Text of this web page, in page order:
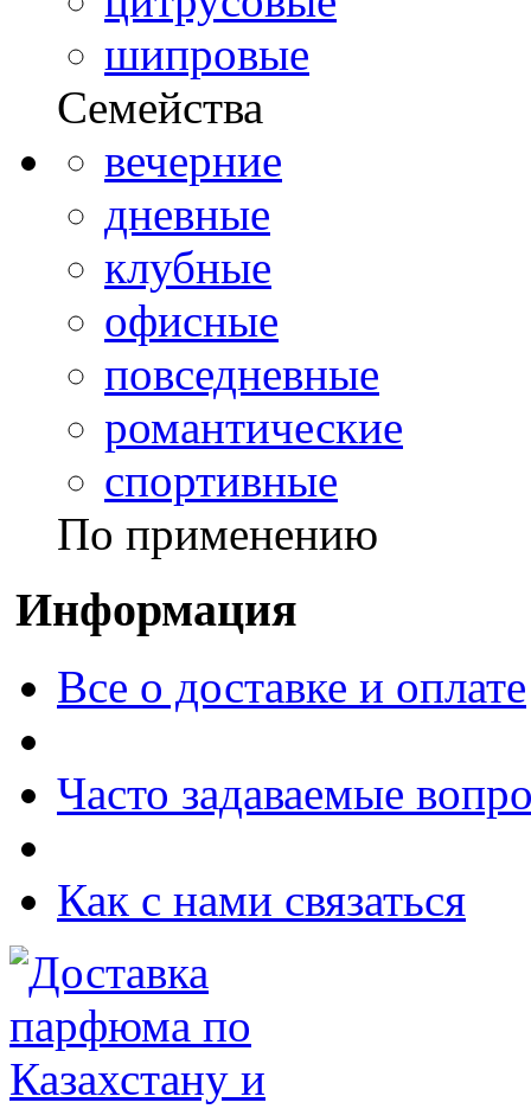
шипровые
Семейства
вечерние
дневные
клубные
офисные
повседневные
романтические
спортивные
По применению
Информация
Все о доставке и оплате
Часто задаваемые
Как с нами связаться